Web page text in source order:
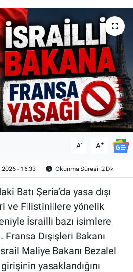
A- A+
- 16:33 Okunma Süresi: 2 Dk
Batı Şeria’da yasa dışı
ve Filistinlilere yönelik
İsrailli bazı isimlere
Fransa Dışişleri Bakanı
Maliye Bakanı Bezalel
yasaklandığını